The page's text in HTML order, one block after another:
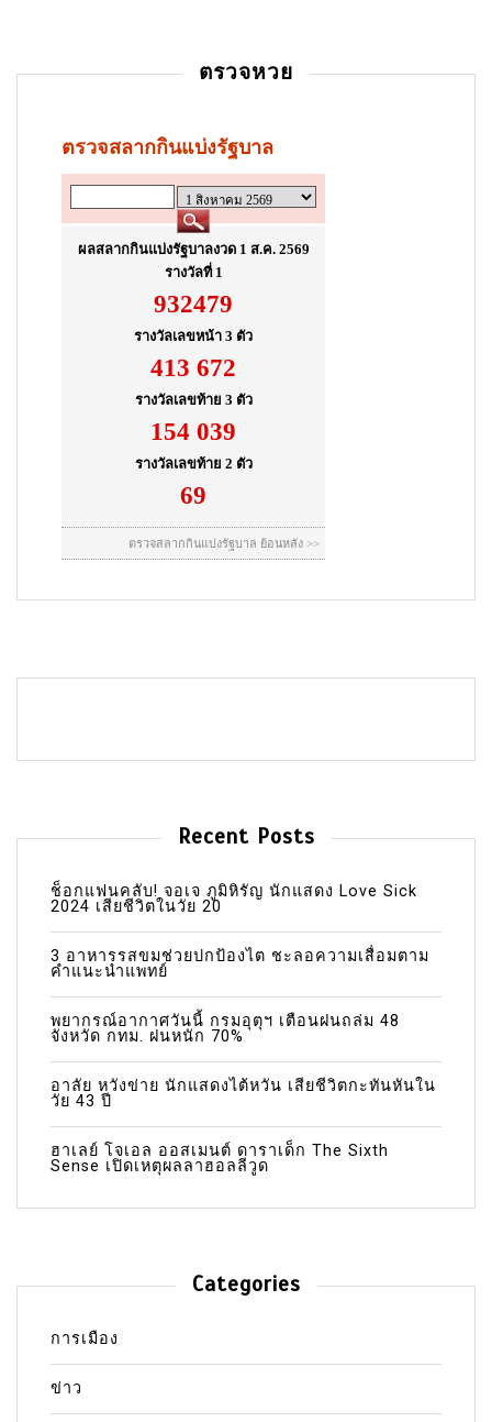
ตรวจหวย
Recent Posts
ช็อกแฟนคลับ! จอเจ ภูมิหิรัญ นักแสดง Love Sick
2024 เสียชีวิตในวัย 20
3 อาหารรสขมช่วยปกป้องไต ชะลอความเสื่อมตาม
คำแนะนำแพทย์
พยากรณ์อากาศวันนี้ กรมอุตุฯ เตือนฝนถล่ม 48
จังหวัด กทม. ฝนหนัก 70%
อาลัย หวังข่าย นักแสดงไต้หวัน เสียชีวิตกะทันหันใน
วัย 43 ปี
ฮาเลย์ โจเอล ออสเมนต์ ดาราเด็ก The Sixth
Sense เปิดเหตุผลลาฮอลลีวูด
Categories
การเมือง
ข่าว